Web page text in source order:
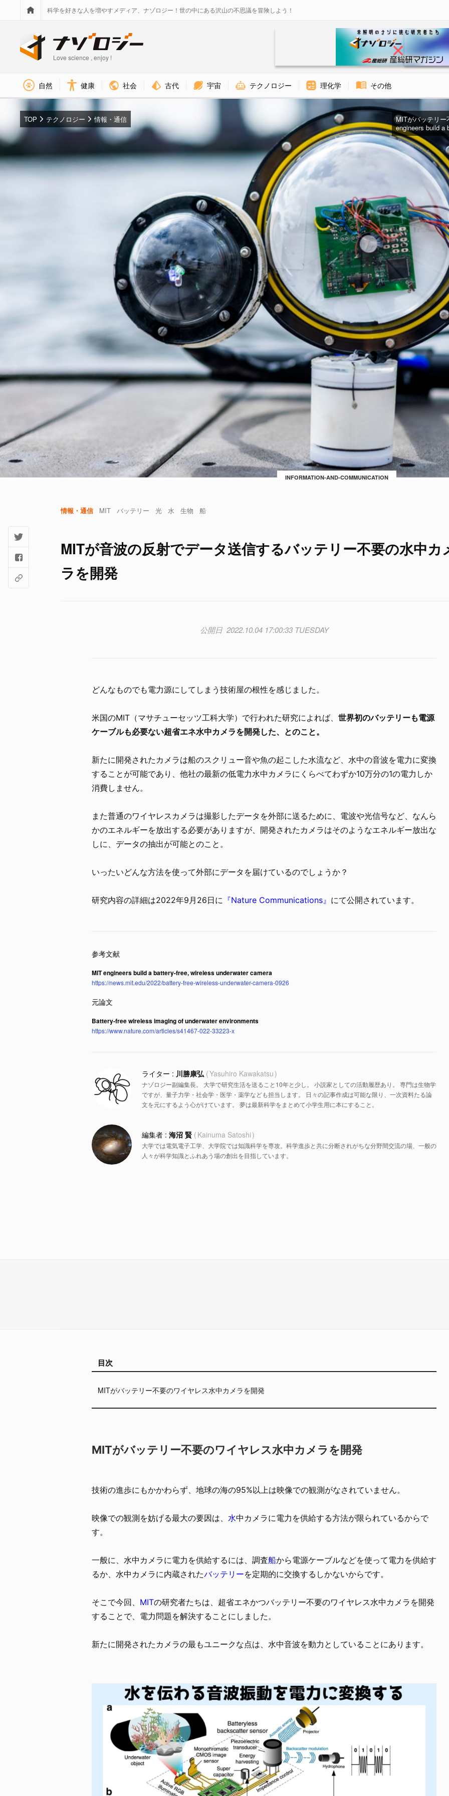
科学を好きな人を増やすメディア、ナゾロジー！世の中にある沢山の不思議を冒険しよう！
Love science , enjoy !
自然 健康 社会 古代 宇宙 テクノロジー 理化学 その他
MITがバッテリ
engineers build a
INFORMATION-AND-COMMUNICATION
TOP テクノロジー 情報・通信
情報・通信 MIT バッテリー 光 水 生物 船
MITが音波の反射でデータ送信するバッテリー不要の水中カ
ラを開発
2022.10.04 17:00:33 TUESDAY
どんなものでも電力源にしてしまう技術屋の根性を感じました。
米国のMIT（マサチューセッツ工科大学）で行われた研究によれば、 世界初のバッテリーも電源
ケーブルも必要ない超省エネ水中カメラを開発した、とのこと。
新たに開発されたカメラは船のスクリュー音や魚の起こした水流など、水中の音波を電力に変換
することが可能であり、他社の最新の低電力水中カメラにくらべてわずか10万分の1の電力しか
消費しません。
また普通のワイヤレスカメラは撮影したデータを外部に送るために、電波や光信号など、なんら
かのエネルギーを放出する必要がありますが、開発されたカメラはそのようなエネルギー放出な
しに、データの抽出が可能とのこと。
いったいどんな方法を使って外部にデータを届けているのでしょうか？
研究内容の詳細は2022年9月26日に 『Nature Communications』 にて公開されています。
MIT engineers build a battery-free, wireless underwater camera
https://news.mit.edu/2022/battery-free-wireless-underwater-camera-0926
Battery-free wireless imaging of underwater environments
https://www.nature.com/articles/s41467-022-33223-x
川勝康弘 Yasuhiro Kawakatsu
ナゾロジー副編集長。 大学で研究生活を送ること10年と少し。 小説家としての活動履歴あり。 専門は生物学
ですが、量子力学・社会学・医学・薬学なども担当します。 日々の記事作成は可能な限り、一次資料たる論
文を元にするよう心がけています。 夢は最新科学をまとめて小学生用に本にすること。
海沼 賢 Kainuma Satoshi
大学では電気電子工学、大学院では知識科学を専攻。科学進歩と共に分断されがちな分野間交流の場、一般の
人々が科学知識とふれあう場の創出を目指しています。
目次
MITがバッテリー不要のワイヤレス水中カメラを開発
MITがバッテリー不要のワイヤレス水中カメラを開発
技術の進歩にもかかわらず、地球の海の95%以上は映像での観測がなされていません。
映像での観測を妨げる最大の要因は、 水中カメラに電力を供給する方法が限られているからで
す。
一般に、水中カメラに電力を供給するには、調査船から電源ケーブルなどを使って電力を供給す
るか、水中カメラに内蔵されたバッテリーを定期的に交換するしかないからです。
そこで今回、 MITの研究者たちは、超省エネかつバッテリー不要のワイヤレス水中カメラを開発
することで、電力問題を解決することにしました。
新たに開発されたカメラの最もユニークな点は、水中音波を動力としていることにあります。